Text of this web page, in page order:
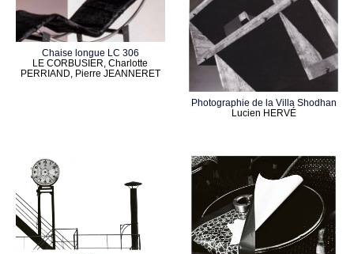
Chaise longue LC 306
LE CORBUSIER, Charlotte
PERRIAND, Pierre JEANNERET
Photographie de la Villa Shodhan
Lucien HERVÉ